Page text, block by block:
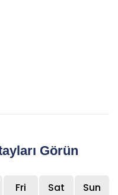
Görün
Fri Sat Sun